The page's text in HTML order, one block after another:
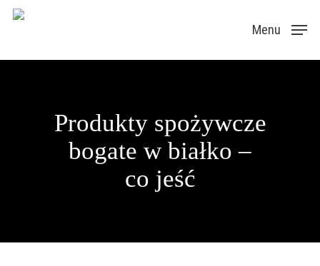
Skip
Menu
Produkty spożywcze
bogate w białko –
co jeść